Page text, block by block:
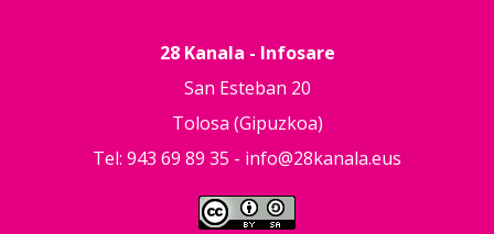
28 Kanala - Infosare
San Esteban 20
Tolosa (Gipuzkoa)
Tel: 943 69 89 35 - info@28kanala.eus